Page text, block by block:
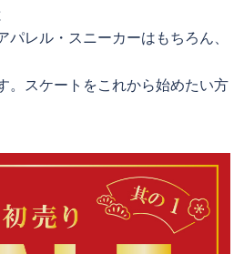
パレル・スニーカーはもちろん、
。スケートをこれから始めたい方